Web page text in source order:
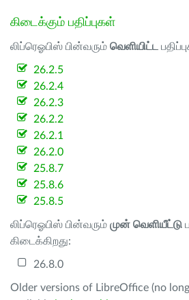
கிடைக்கும் பதிப்புகள்
லிப்ரெஓபிஸ் பின்வரும் வெளியிட்ட
26.2.5
26.2.4
26.2.3
26.2.2
26.2.1
26.2.0
25.8.7
25.8.6
25.8.5
லிப்ரெஓபிஸ் பின்வரும் முன் வெளியீட்டு
கிடைக்கிறது:
26.8.0
Older versions of LibreOffice (no